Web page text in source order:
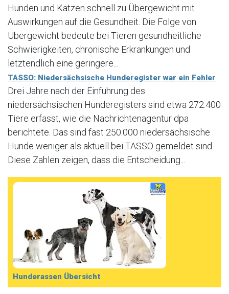
Hunden und Katzen schnell zu Übergewicht mit
Auswirkungen auf die Gesundheit. Die Folge von
Übergewicht bedeute bei Tieren gesundheitliche
Schwierigkeiten, chronische Erkrankungen und
letztendlich eine geringere...
TASSO: Niedersächsische Hunderegister war ein Fehler
Drei Jahre nach der Einführung des
niedersächsischen Hunderegisters sind etwa 272.400
Tiere erfasst, wie die Nachrichtenagentur dpa
berichtete. Das sind fast 250.000 niedersächsische
Hunde weniger als aktuell bei TASSO gemeldet sind.
Diese Zahlen zeigen, dass die Entscheidung...
Hunderassen Übersicht